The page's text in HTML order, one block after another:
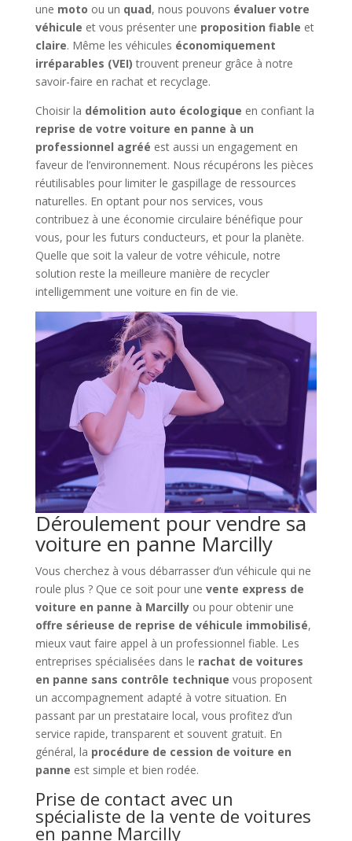
une moto ou un quad, nous pouvons évaluer votre
véhicule et vous présenter une proposition fiable et
claire. Même les véhicules économiquement
irréparables (VEI) trouvent preneur grâce à notre
savoir-faire en rachat et recyclage.
Choisir la démolition auto écologique en confiant la
reprise de votre voiture en panne à un
professionnel agréé est aussi un engagement en
faveur de l’environnement. Nous récupérons les pièces
réutilisables pour limiter le gaspillage de ressources
naturelles. En optant pour nos services, vous
contribuez à une économie circulaire bénéfique pour
vous, pour les futurs conducteurs, et pour la planète.
Quelle que soit la valeur de votre véhicule, notre
solution reste la meilleure manière de recycler
intelligemment une voiture en fin de vie.
Déroulement pour vendre sa
voiture en panne Marcilly
Vous cherchez à vous débarrasser d’un véhicule qui ne
roule plus ? Que ce soit pour une vente express de
voiture en panne à Marcillyou pour obtenir une
offre sérieuse de reprise de véhicule immobilisé,
mieux vaut faire appel à un professionnel fiable. Les
entreprises spécialisées dans le rachat de voitures
en panne sans contrôle technique vous proposent
un accompagnement adapté à votre situation. En
passant par un prestataire local, vous profitez d’un
service rapide, transparent et souvent gratuit. En
général, la procédure de cession de voiture en
panne est simple et bien rodée.
Prise de contact avec un
spécialiste de la vente de voitures
en panne Marcilly